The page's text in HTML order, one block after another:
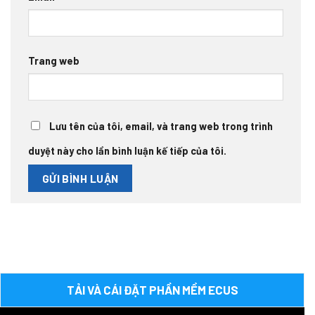
Trang web
Lưu tên của tôi, email, và trang web trong trình
duyệt này cho lần bình luận kế tiếp của tôi.
TẢI VÀ CÁI ĐẶT PHẦN MỀM ECUS